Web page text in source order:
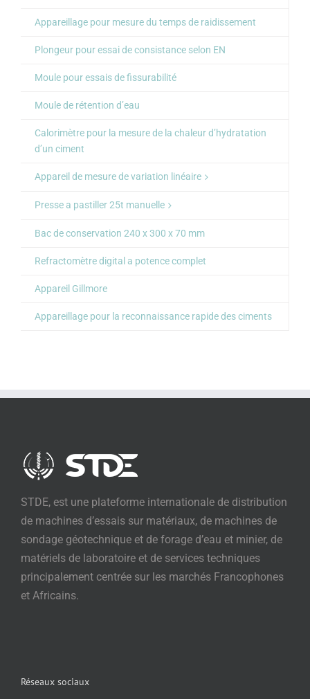
Appareillage pour mesure du temps de raidissement
Plongeur pour essai de consistance selon EN
Moule pour essais de fissurabilité
Moule de rétention d’eau
Calorimètre pour la mesure de la chaleur d’hydratation
d’un ciment
Appareil de mesure de variation linéaire
Presse a pastiller 25t manuelle
Bac de conservation 240 x 300 x 70 mm
Refractomètre digital a potence complet
Appareil Gillmore
Appareillage pour la reconnaissance rapide des ciments
STDE, est une plateforme internationale de distribution
de machines d’essais sur matériaux, de machines de
sondage géotechnique et de forage d’eau et minier, de
matériels de laboratoire et de services techniques
principalement centrée sur les marchés Francophones
et Africains.
Réseaux sociaux